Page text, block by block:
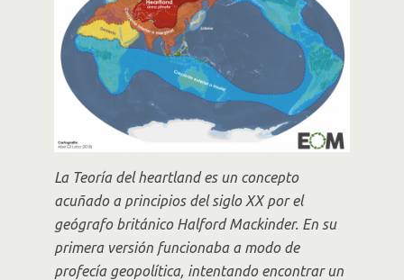
La Teoría del heartland es un concepto
acuñado a principios del siglo XX por el
geógrafo británico Halford Mackinder. En su
primera versión funcionaba a modo de
profecía geopolítica, intentando encontrar un